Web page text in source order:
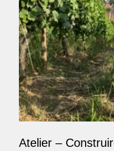
Atelier –